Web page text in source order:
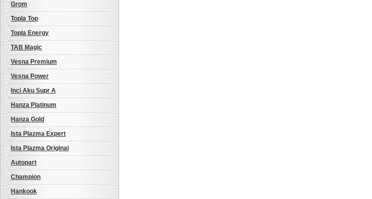
Grom
Topla Top
Topla Energy
TAB Magic
Vesna Premium
Vesna Power
Inci Aku Supr A
Hanza Platinum
Hanza Gold
Ista Plazma Expert
Ista Plazma Original
Autopart
Champion
Hankook